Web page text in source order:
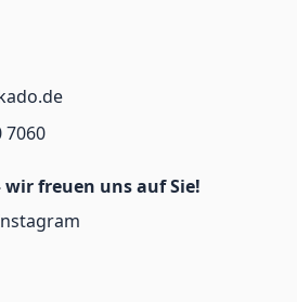
7060
wir freuen uns auf Sie!